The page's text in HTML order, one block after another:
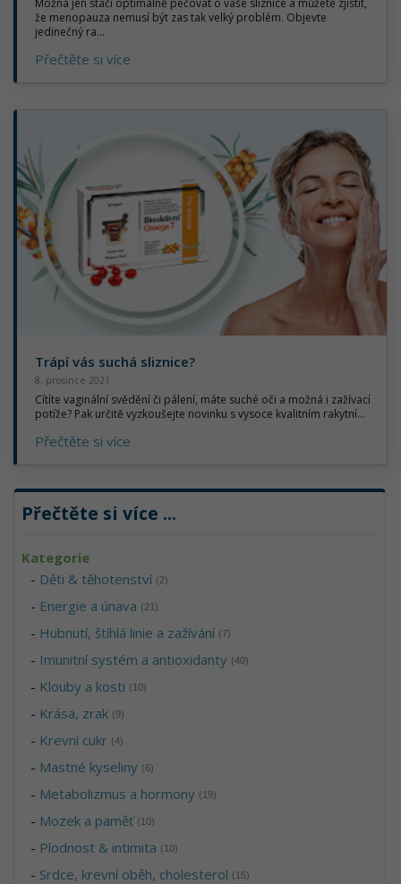
Možná jen stačí optimálně pečovat o vaše sliznice a můžete zjistit,
že menopauza nemusí být zas tak velký problém. Objevte
jedinečný ra...
Přečtěte si více
Trápí vás suchá sliznice?
8. prosince 2021
Cítíte vaginální svědění či pálení, máte suché oči a možná i zažívací
potíže? Pak určitě vyzkoušejte novinku s vysoce kvalitním rakytní...
Přečtěte si více
Přečtěte si více ...
Kategorie
- Děti & těhotenství (2)
- Energie a únava (21)
- Hubnutí, štíhlá linie a zažívání (7)
- Imunitní systém a antioxidanty (40)
- Klouby a kosti (10)
- Krása, zrak (9)
- Krevní cukr (4)
- Mastné kyseliny (6)
- Metabolizmus a hormony (19)
- Mozek a paměť (10)
- Plodnost & intimita (10)
- Srdce, krevní oběh, cholesterol (15)